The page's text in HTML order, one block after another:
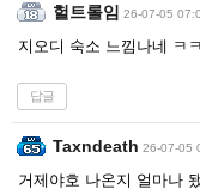
헐트롤임 26-07-05
지오디 숙소 느낌나네 ㅋ
답글
Taxndeath 26-07-05
거제야호 나온지 얼마나